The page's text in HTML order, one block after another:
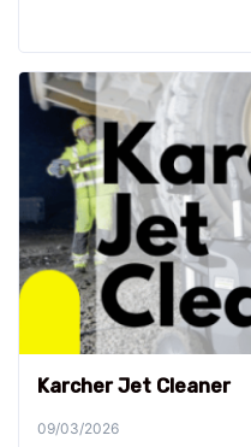
Karcher Jet Cleaner
09/03/2026